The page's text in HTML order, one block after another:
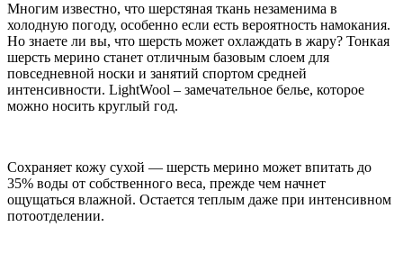
Многим известно, что шерстяная ткань незаменима в
холодную погоду, особенно если есть вероятность намокания.
Но знаете ли вы, что шерсть может охлаждать в жару? Тонкая
шерсть мерино станет отличным базовым слоем для
повседневной носки и занятий спортом средней
интенсивности. LightWool – замечательное белье, которое
можно носить круглый год.
Сохраняет кожу сухой — шерсть мерино может впитать до
35% воды от собственного веса, прежде чем начнет
ощущаться влажной. Остается теплым даже при интенсивном
потоотделении.